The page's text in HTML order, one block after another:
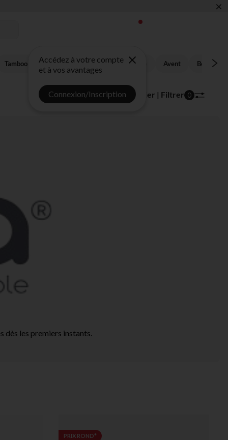
×
Accédez à votre compte
et à vos avantages
Connexion/Inscription
Tamboor Babycare Combelle Joie Avent Béaba
29 articles Trier | Filtrer 0
dès les premiers instants.
PRIX ROND*